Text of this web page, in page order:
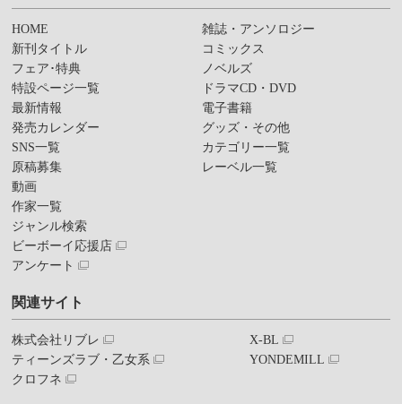
HOME
新刊タイトル
フェア･特典
特設ページ一覧
最新情報
発売カレンダー
SNS一覧
原稿募集
動画
作家一覧
ジャンル検索
ビーボーイ応援店
アンケート
雑誌・アンソロジー
コミックス
ノベルズ
ドラマCD・DVD
電子書籍
グッズ・その他
カテゴリー一覧
レーベル一覧
関連サイト
株式会社リブレ
ティーンズラブ・乙女系
クロフネ
X-BL
YONDEMILL